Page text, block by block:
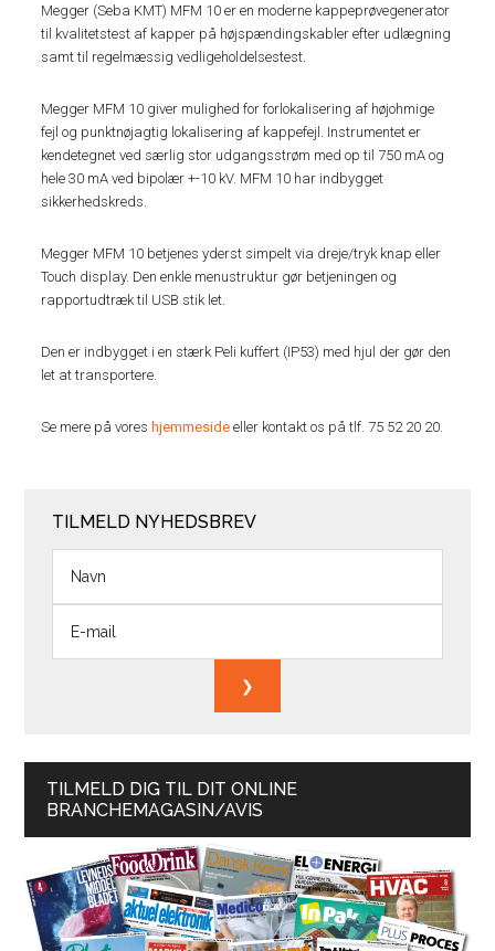
Megger (Seba KMT) MFM 10 er en moderne kappeprøvegenerator
til kvalitetstest af kapper på højspændingskabler efter udlægning
samt til regelmæssig vedligeholdelsestest.
Megger MFM 10 giver mulighed for forlokalisering af højohmige
fejl og punktnøjagtig lokalisering af kappefejl. Instrumentet er
kendetegnet ved særlig stor udgangsstrøm med op til 750 mA og
hele 30 mA ved bipolær +-10 kV. MFM 10 har indbygget
sikkerhedskreds.
Megger MFM 10 betjenes yderst simpelt via dreje/tryk knap eller
Touch display. Den enkle menustruktur gør betjeningen og
rapportudtræk til USB stik let.
Den er indbygget i en stærk Peli kuffert (IP53) med hjul der gør den
let at transportere.
Se mere på vores hjemmeside eller kontakt os på tlf. 75 52 20 20.
TILMELD NYHEDSBREV
TILMELD DIG TIL DIT ONLINE
BRANCHEMAGASIN/AVIS